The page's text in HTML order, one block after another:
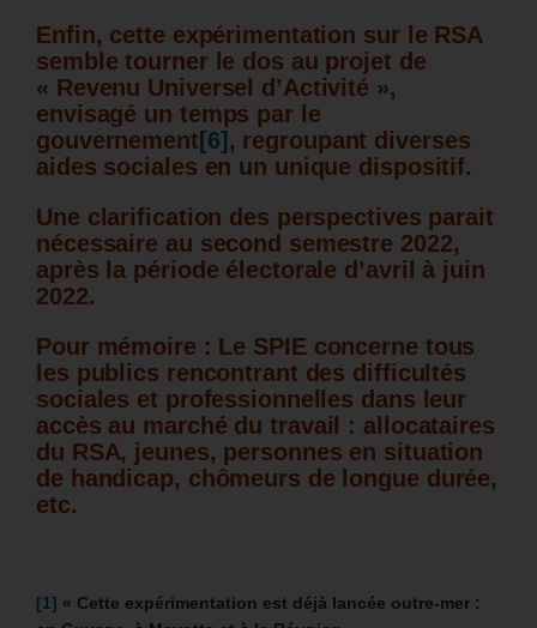
Enfin, cette expérimentation sur le RSA
semble tourner le dos au projet de
« Revenu Universel d’Activité »,
envisagé un temps par le
gouvernement [6] , regroupant diverses
aides sociales en un unique dispositif.
Une clarification des perspectives parait
nécessaire au second semestre 2022,
après la période électorale d’avril à juin
2022.
Pour mémoire : Le SPIE concerne tous
les publics rencontrant des difficultés
sociales et professionnelles dans leur
accès au marché du travail : allocataires
du RSA, jeunes, personnes en situation
de handicap, chômeurs de longue durée,
etc.
[1] « Cette expérimentation est déjà lancée outre-mer :